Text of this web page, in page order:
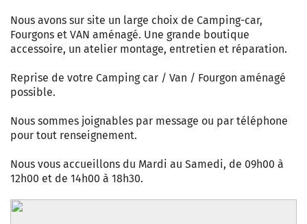
Nous avons sur site un large choix de Camping-car,
Fourgons et VAN aménagé. Une grande boutique
accessoire, un atelier montage, entretien et réparation.
Reprise de votre Camping car / Van / Fourgon aménagé
possible.
Nous sommes joignables par message ou par téléphone
pour tout renseignement.
Nous vous accueillons du Mardi au Samedi, de 09h00 à
12h00 et de 14h00 à 18h30.